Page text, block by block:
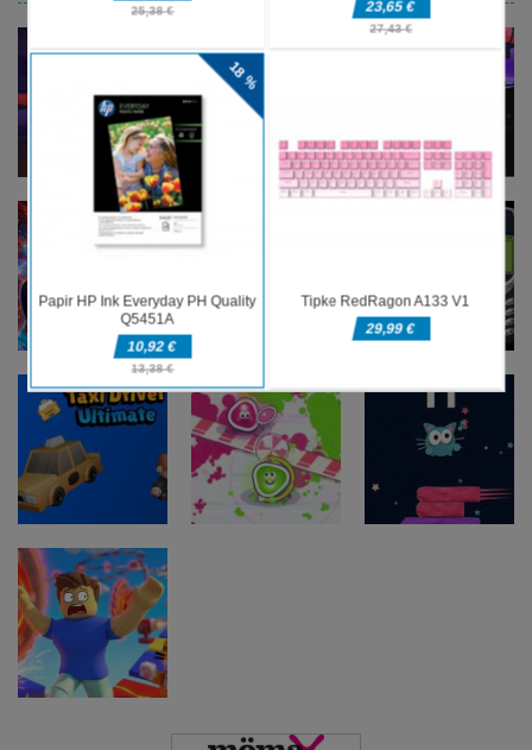
Arkadne igre
Adventures
Monster
showdown
Arkadne igre
Stickboy War
Arkadne igre
The Greedy
Crow
Arkadne igre
Nokia 3310
Snack Game
Arkadne igre
Taxi Driver
Ultimate